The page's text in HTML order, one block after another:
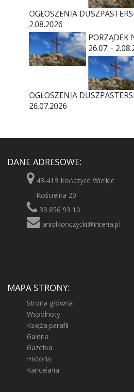
OGŁOSZENIA
2.08.2026
PORZĄDEK
26.07. -
OGŁOSZENIA
26.07.2026
DANE ADRESOWE:
43-419 Kończyce Wielkie
Kościelna 20
33 856 93 10
aniolkonczycki@interia.pl
MAPA STRONY:
Strona główna
Wspólnoty
Księża parafii
Galeria
Gazetka
Historia
Kancelaria